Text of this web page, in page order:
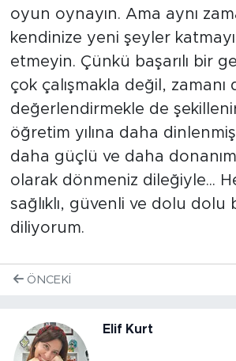
oyun oynayın. Ama aynı
kendinize yeni şeyler
etmeyin. Çünkü başarılı bir
çok çalışmakla değil, zamanı
değerlendirmekle de
öğretim yılına daha
daha güçlü ve daha
olarak dönmeniz dileğiyle...
sağlıklı, güvenli ve dolu dolu
diliyorum.
ÖNCEKI
Elif Kurt